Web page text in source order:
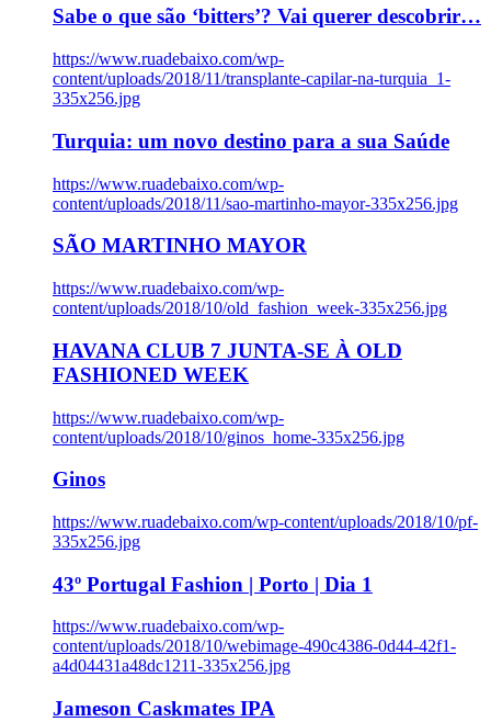
Sabe o que são ‘bitters’? Vai querer descobrir…
https://www.ruadebaixo.com/wp-
content/uploads/2018/11/transplante-capilar-na-turquia_1-
335x256.jpg
Turquia: um novo destino para a sua Saúde
https://www.ruadebaixo.com/wp-
content/uploads/2018/11/sao-martinho-mayor-335x256.jpg
SÃO MARTINHO MAYOR
https://www.ruadebaixo.com/wp-
content/uploads/2018/10/old_fashion_week-335x256.jpg
HAVANA CLUB 7 JUNTA-SE À OLD
FASHIONED WEEK
https://www.ruadebaixo.com/wp-
content/uploads/2018/10/ginos_home-335x256.jpg
Ginos
https://www.ruadebaixo.com/wp-content/uploads/2018/10/pf-
335x256.jpg
43º Portugal Fashion | Porto | Dia 1
https://www.ruadebaixo.com/wp-
content/uploads/2018/10/webimage-490c4386-0d44-42f1-
a4d04431a48dc1211-335x256.jpg
Jameson Caskmates IPA